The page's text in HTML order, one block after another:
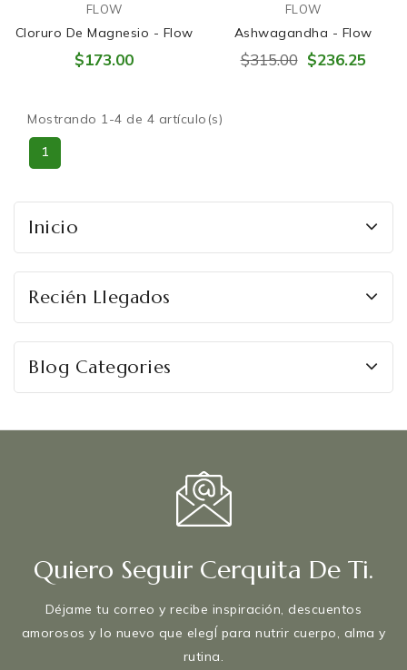
FLOW
Cloruro De Magnesio - Flow
$173.00
FLOW
Ashwagandha - Flow
$315.00 $236.25
Mostrando 1-4 de 4 artículo(s)
1
Inicio
Recién Llegados
Blog Categories
Quiero Seguir Cerquita De Ti.
Déjame tu correo y recibe inspiración, descuentos
amorosos y lo nuevo que elegÍ para nutrir cuerpo, alma y
rutina.